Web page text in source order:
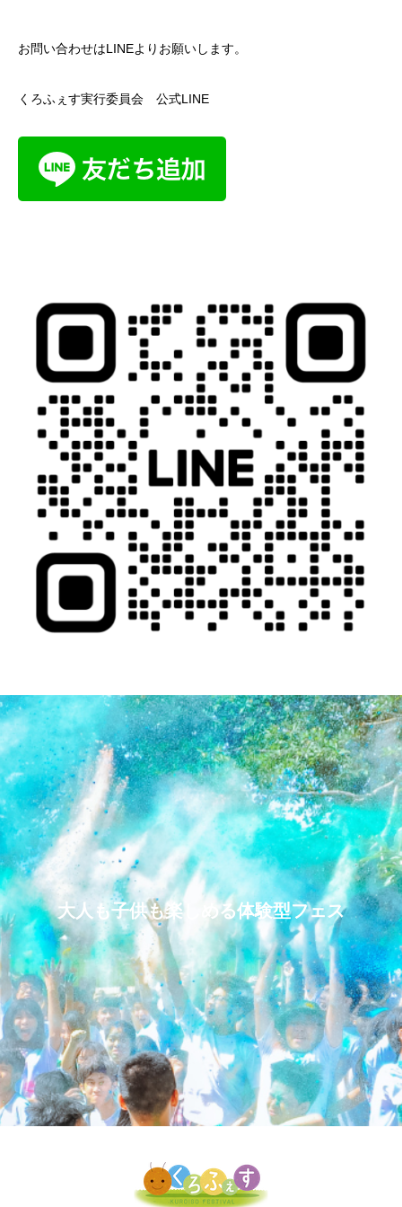
お問い合わせはLINEよりお願いします。
くろふぇす実行委員会 公式LINE
大人も子供も楽しめる体験型フェス